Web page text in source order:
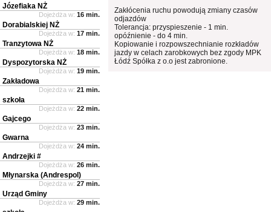
Zakłócenia ruchu powodują zmiany czasów
odjazdów
Tolerancja: przyspieszenie - 1 min.
opóźnienie - do 4 min.
Kopiowanie i rozpowszechnianie rozkładów
jazdy w celach zarobkowych bez zgody MPK
Łódź Spółka z o.o jest zabronione.
Józefiaka NŻ
Dojeżdża w: 16 min.
Dorabialskiej NŻ
Dojeżdża w: 17 min.
Tranzytowa NŻ
Dojeżdża w: 18 min.
Dyspozytorska NŻ
Dojeżdża w: 19 min.
Zakładowa
Dojeżdża w: 21 min.
szkoła
Dojeżdża w: 22 min.
Gajcego
Dojeżdża w: 23 min.
Gwarna
Dojeżdża w: 24 min.
Andrzejki #
Dojeżdża w: 26 min.
Młynarska (Andrespol)
Dojeżdża w: 27 min.
Urząd Gminy
Dojeżdża w: 29 min.